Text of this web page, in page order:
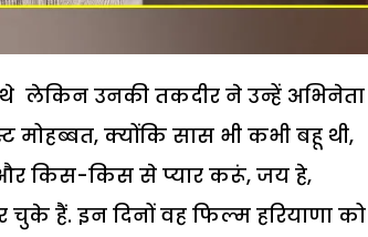
थे लेकिन उनकी तकदीर ने उन्हें अभिनेता
क्योंकि सास भी कभी बहू थी,
किस-किस से प्यार करूं, जय हे,
हैं. इन दिनों वह फिल्म हरियाणा को